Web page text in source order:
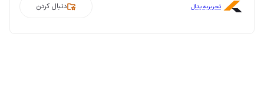
تحریریه پدال دنبال کردن